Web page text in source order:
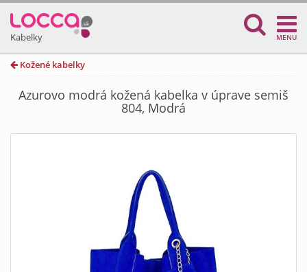
Kabelky MENU
Kožené kabelky
Azurovo modrá kožená kabelka v úprave semiš
804, Modrá